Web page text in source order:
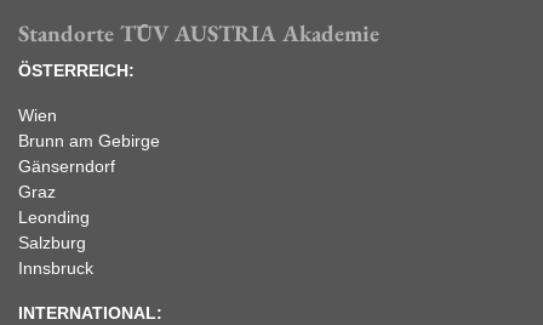
Standorte TÜV AUSTRIA Akademie
ÖSTERREICH:
Wien
Brunn am Gebirge
Gänserndorf
Graz
Leonding
Salzburg
Innsbruck
INTERNATIONAL: